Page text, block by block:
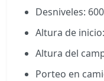
Desniveles:
Altura de
Altura del
Porteo en